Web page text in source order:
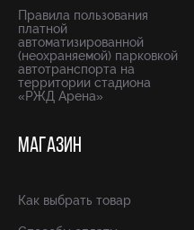
Правила пользования
платной
автоматизированной
(неохраняемой) парковкой
автотранспорта на
территории стадиона
«РЖД Арена»
МАГАЗИН
Как выбрать товар